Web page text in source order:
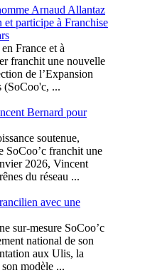
Arnaud Allantaz
participe à Franchise
France et à
franchit une nouvelle
de l’Expansion
(SoCoo'c, ...
Bernard pour
soutenue,
SoCoo’c franchit une
2026, Vincent
du réseau ...
avec une
sur-mesure SoCoo’c
national de son
aux Ulis, la
modèle ...